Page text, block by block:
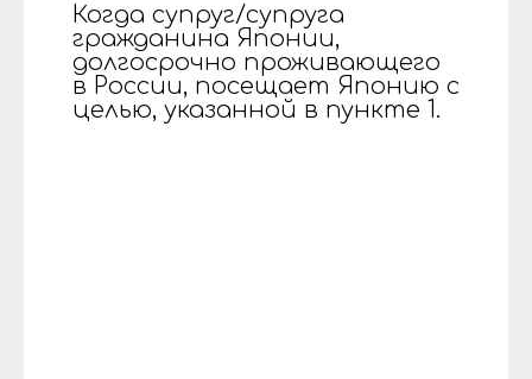
Когда супруг/супруга
гражданина Японии,
долгосрочно проживающего
в России, посещает Японию с
целью, указанной в пункте 1.